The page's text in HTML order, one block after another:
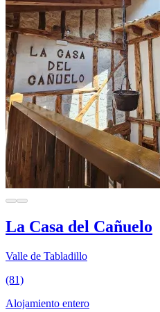
La Casa del Cañuelo
Valle de Tabladillo
(81)
Alojamiento entero